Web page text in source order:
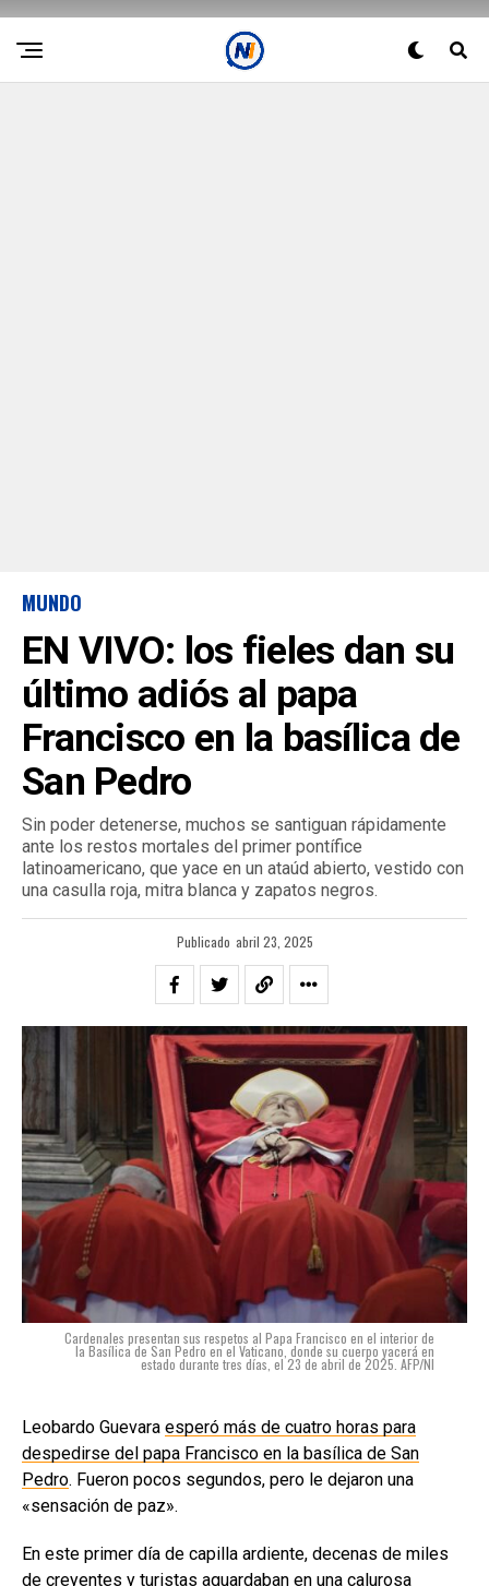
MUNDO
EN VIVO: los fieles dan su
último adiós al papa
Francisco en la basílica de
San Pedro
Sin poder detenerse, muchos se santiguan rápidamente
ante los restos mortales del primer pontífice
latinoamericano, que yace en un ataúd abierto, vestido con
una casulla roja, mitra blanca y zapatos negros.
Publicado abril 23, 2025
Cardenales presentan sus respetos al Papa Francisco en el interior de
la Basílica de San Pedro en el Vaticano, donde su cuerpo yacerá en
estado durante tres días, el 23 de abril de 2025. AFP/NI
Leobardo Guevara esperó más de cuatro horas para
despedirse del papa Francisco en la basílica de San
Pedro. Fueron pocos segundos, pero le dejaron una
«sensación de paz».
En este primer día de capilla ardiente, decenas de miles
de creyentes y turistas aguardaban en una calurosa